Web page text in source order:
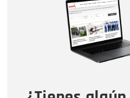
Correo electrónico
Tipo de comentario
Mensaje